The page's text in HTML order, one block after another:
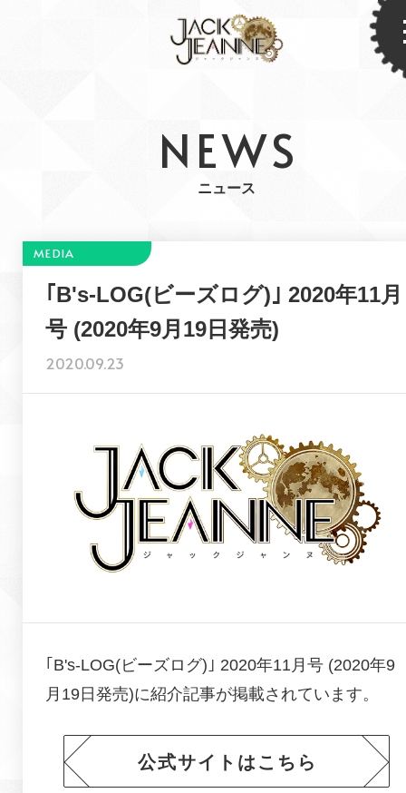
NEWS
ニュース
｢B's-LOG(ビーズログ)｣ 2020年11月
号 (2020年9月19日発売)
2020.09.23
｢B's-LOG(ビーズログ)｣ 2020年11月号 (2020年9
月19日発売)に紹介記事が掲載されています。
公式サイトはこちら